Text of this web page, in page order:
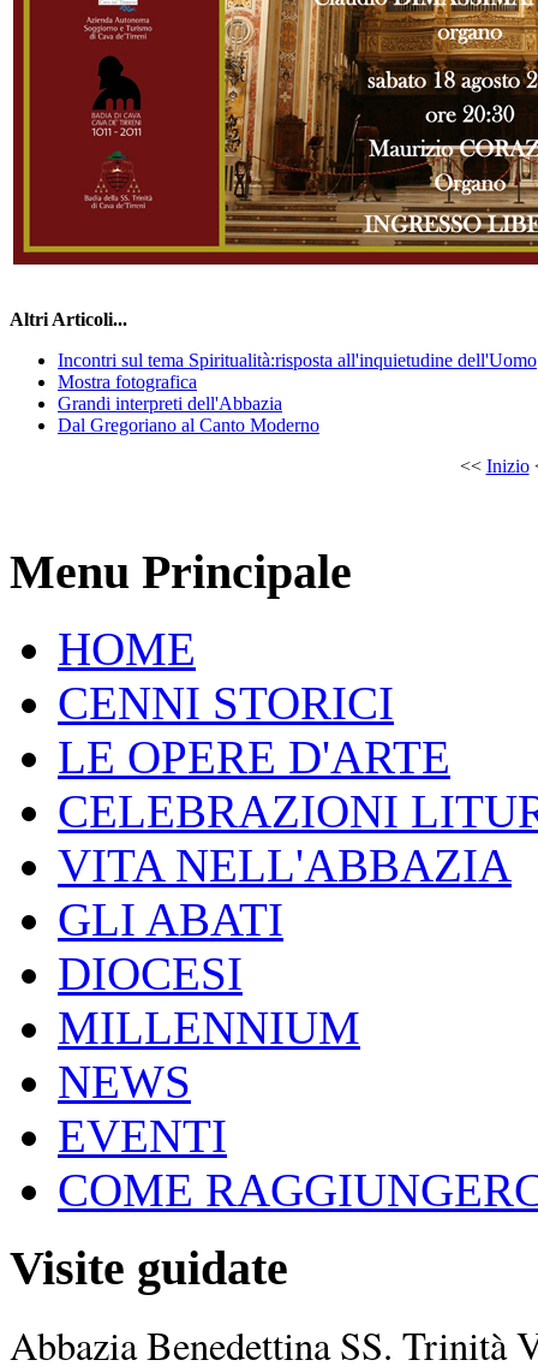
Altri Articoli...
Incontri sul tema Spiritualità:risposta all'inquietudine dell'Uomo
Mostra fotografica
Grandi interpreti dell'Abbazia
Dal Gregoriano al Canto Moderno
<< Inizio
Menu Principale
HOME
CENNI STORICI
LE OPERE D'ARTE
CELEBRAZIONI
VITA NELL'ABBAZIA
GLI ABATI
DIOCESI
MILLENNIUM
NEWS
EVENTI
COME
Visite guidate
Abbazia Benedettina SS. Trinità